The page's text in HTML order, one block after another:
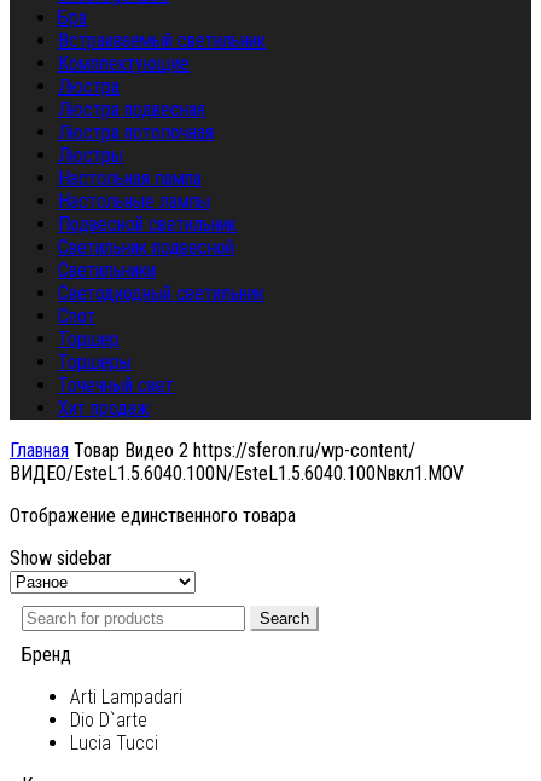
Бра
Встраиваемый светильник
Комплектующие
Люстра
Люстра подвесная
Люстра потолочная
Люстры
Настольная лампа
Настольные лампы
Подвесной светильник
Светильник подвесной
Светильники
Светодиодный светильник
Спот
Торшер
Торшеры
Точечный свет
Хит продаж
Главная Товар Видео 2 https://sferon.ru/wp-content/
ВИДЕО/EsteL1.5.6040.100N/EsteL1.5.6040.100Nвкл1.MOV
Отображение единственного товара
Show sidebar
Search
Бренд
Arti Lampadari
Dio D`arte
Lucia Tucci